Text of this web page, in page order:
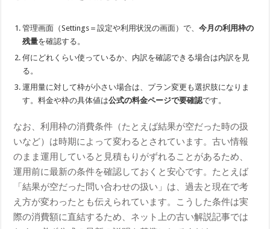
管理画面（Settings＝設定や利用状況の画面）で、今月の利用枠の
残量を確認する。
何にどれくらい使っているか、内訳を確認できる場合は内訳を見
る。
運用量に対して枠が小さい場合は、プラン変更も選択肢になりま
す。料金や枠の具体値は公式の料金ページで要確認です。
なお、利用枠の消費条件（たとえば結果が空だった時の扱
いなど）は時期によって変わるとされています。古い情報
のまま運用していると見積もりがずれることがあるため、
運用前に最新の条件を確認しておくと安心です。たとえば
「結果が空だった問い合わせの扱い」は、過去と現在で考
え方が変わったとも伝えられています。こうした条件は実
際の消費額に直結するため、ネット上の古い解説記事では